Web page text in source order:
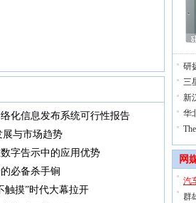
化信息发布系统可行性报告
展与市场趋势
字告示中的应用优势
必备杀手锏
触摸”时代大幕拉开
研
三
新
华
网
汽
群